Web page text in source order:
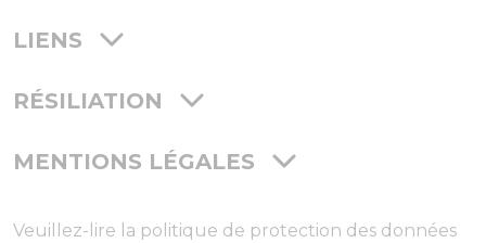
LIENS
RÉSILIATION
MENTIONS LÉGALES
Veuillez-lire la politique de protection des données